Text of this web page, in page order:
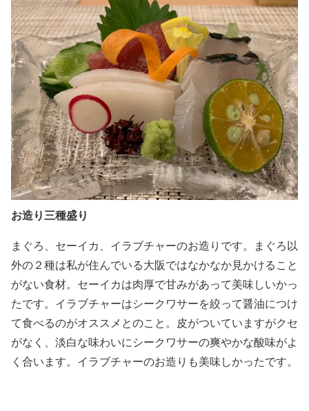
お造り三種盛り
まぐろ、セーイカ、イラブチャーのお造りです。まぐろ以
外の２種は私が住んでいる大阪ではなかなか見かけること
がない食材。セーイカは肉厚で甘みがあって美味しいかっ
たです。イラブチャーはシークワサーを絞って醤油につけ
て食べるのがオススメとのこと。皮がついていますがクセ
がなく、淡白な味わいにシークワサーの爽やかな酸味がよ
く合います。イラブチャーのお造りも美味しかったです。